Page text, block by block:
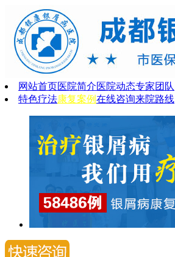
网站首页医院简介医院动态专家团队
特色疗法康复案例在线咨询来院路线